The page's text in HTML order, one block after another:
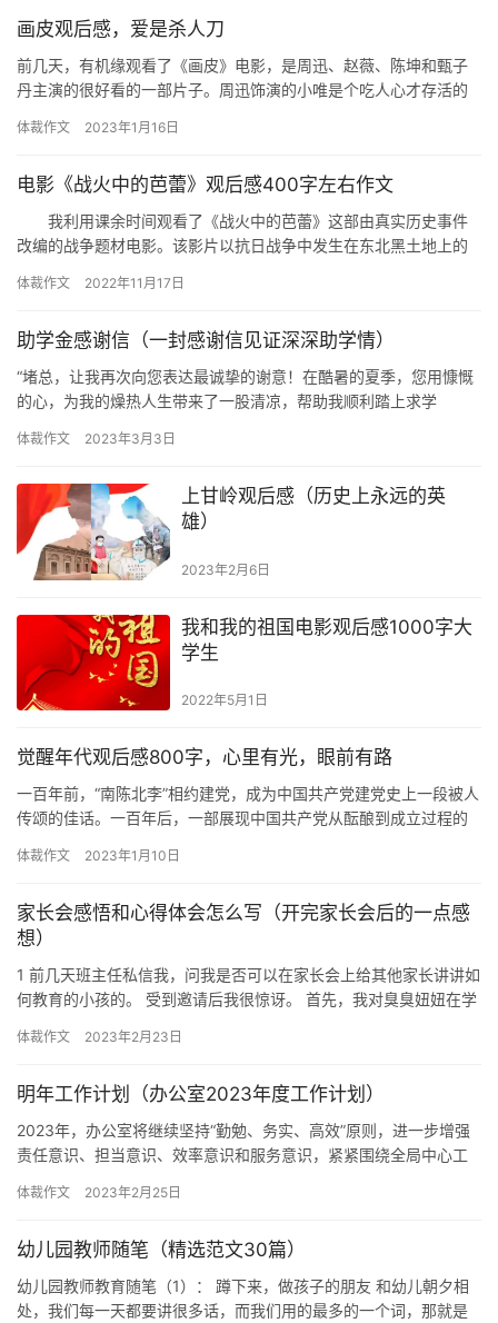
画皮观后感，爱是杀人刀
前几天，有机缘观看了《画皮》电影，是周迅、赵薇、陈坤和甄子
丹主演的很好看的一部片子。周迅饰演的小唯是个吃人心才存活的
军却深…
体裁作文 2023年1月16日
电影《战火中的芭蕾》观后感400字左右作文
我利用课余时间观看了《战火中的芭蕾》这部由真实历史事件
改编的战争题材电影。该影片以抗日战争中发生在东北黑土地上的
了…
体裁作文 2022年11月17日
助学金感谢信（一封感谢信见证深深助学情）
“堵总，让我再次向您表达最诚挚的谢意！在酷暑的夏季，您用慷慨
的心，为我的燥热人生带来了一股清凉，帮助我顺利踏上求学
财经…
体裁作文 2023年3月3日
上甘岭观后感（历史上永远的英
雄）
2023年2月6日
我和我的祖国电影观后感1000字大
学生
2022年5月1日
觉醒年代观后感800字，心里有光，眼前有路
一百年前，“南陈北李”相约建党，成为中国共产党建党史上一段被人
传颂的佳话。一百年后，一部展现中国共产党从酝酿到成立过程的
湃，…
体裁作文 2023年1月10日
家长会感悟和心得体会怎么写（开完家长会后的一点感
想）
1 前几天班主任私信我，问我是否可以在家长会上给其他家长讲讲如
何教育的小孩的。 受到邀请后我很惊讶。 首先，我对臭臭妞妞在学
体裁作文 2023年2月23日
明年工作计划（办公室2023年度工作计划）
2023年，办公室将继续坚持“勤勉、务实、高效”原则，进一步增强
责任意识、担当意识、效率意识和服务意识，紧紧围绕全局中心工
体裁作文 2023年2月25日
幼儿园教师随笔（精选范文30篇）
幼儿园教师教育随笔（1）： 蹲下来，做孩子的朋友 和幼儿朝夕相
处，我们每一天都要讲很多话，而我们用的最多的一个词，那就是